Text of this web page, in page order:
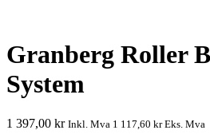
Granberg Roller
System
1 397,00 kr Inkl. Mva 1 117,60 krEks. Mva